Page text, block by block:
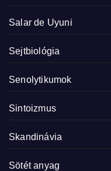
Salar de Uyuni
Sejtbiológia
Senolytikumok
Sintoizmus
Skandinávia
Sötét anyag